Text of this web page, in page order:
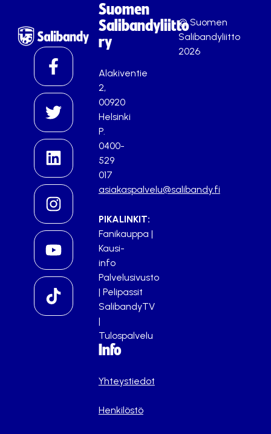
Suomen
Salibandyliitto
ry
Alakiventie
2,
00920
Helsinki
P.
0400-
529
017
asiakaspalvelu@salibandy.fi
PIKALINKIT:
Fanikauppa |
Kausi-
info
Palvelusivusto
| Pelipassit
SalibandyTV
|
Tulospalvelu
Info
Yhteystiedot
Henkilöstö
© Suomen
Salibandyliitto
2026